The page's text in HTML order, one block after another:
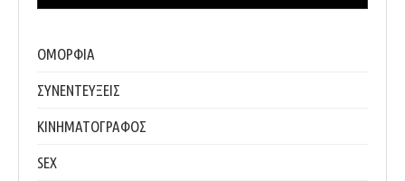
ΟΜΟΡΦΙΑ
ΣΥΝΕΝΤΕΥΞΕΙΣ
ΚΙΝΗΜΑΤΟΓΡΑΦΟΣ
SEX